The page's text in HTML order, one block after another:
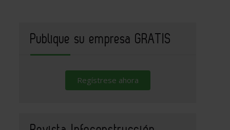
Publique su empresa GRATIS
Regístrese ahora